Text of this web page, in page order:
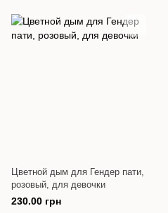
Цветной дым для Гендер пати,
розовый, для девочки
230.00 грн